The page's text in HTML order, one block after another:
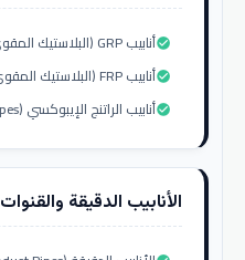
أنابيب GRP (البلاستيك المقوى بالألياف الزجاجية)check_circle
أنابيب FRP (البلاستيك المقوى بالألياف الزجاجية)check_circle
أنابيب الراتنج الإيبوكسي (Epoxy Resin Pipes)check_circle
الأنابيب الدقيقة والقنوات